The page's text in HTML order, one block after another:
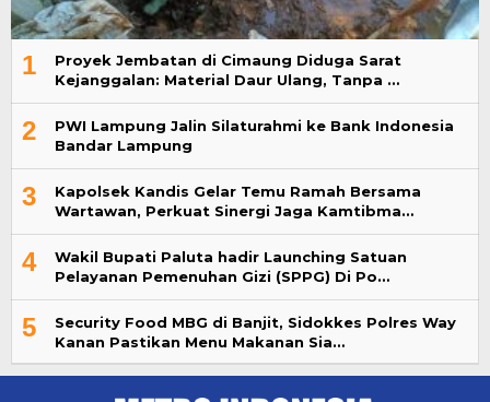
1
Proyek Jembatan di Cimaung Diduga Sarat
Kejanggalan: Material Daur Ulang, Tanpa …
2
PWI Lampung Jalin Silaturahmi ke Bank Indonesia
Bandar Lampung
3
Kapolsek Kandis Gelar Temu Ramah Bersama
Wartawan, Perkuat Sinergi Jaga Kamtibma…
4
Wakil Bupati Paluta hadir Launching Satuan
Pelayanan Pemenuhan Gizi (SPPG) Di Po…
5
Security Food MBG di Banjit, Sidokkes Polres Way
Kanan Pastikan Menu Makanan Sia…